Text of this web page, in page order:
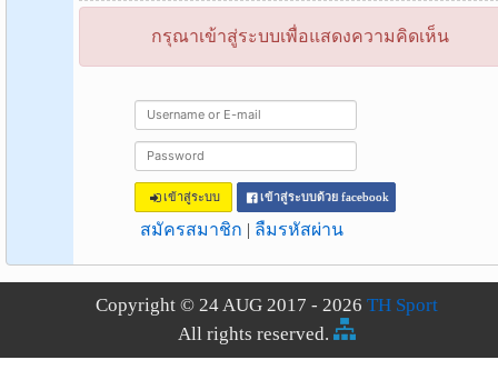
กรุณาเข้าสู่ระบบเพื่อแสดงความคิดเห็น
เข้าสู่ระบบ เข้าสู่ระบบด้วย facebook
สมัครสมาชิก | ลืมรหัสผ่าน
Copyright © 24 AUG 2017 - 2026 TH Sport
All rights reserved.